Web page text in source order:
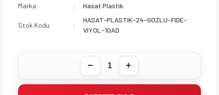
Marka
Hasat Plastik
Stok Kodu
HASAT-PLASTIK-24-GOZLU-FIDE-
VIYOL-10AD